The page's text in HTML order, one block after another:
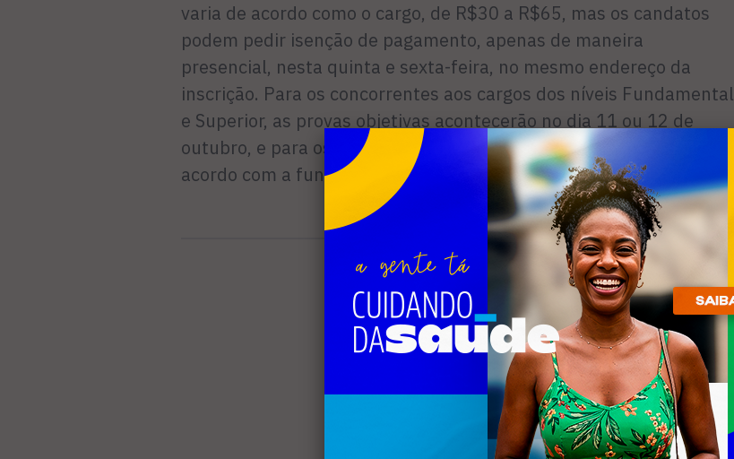
varia de acordo como o cargo, de R$30 a R$65, mas os candatos
podem pedir isenção de pagamento, apenas de maneira
presencial, nesta quinta e sexta-feira, no mesmo endereço da
inscrição. Para os concorrentes aos cargos dos níveis Fundamental
e Superior, as provas objetivas acontecerão no dia 11 ou 12 de
outubro, e para os de nível Médio, 15 ou 16 de novembro. De
acordo com a função, também haverá avaliações prática e física.